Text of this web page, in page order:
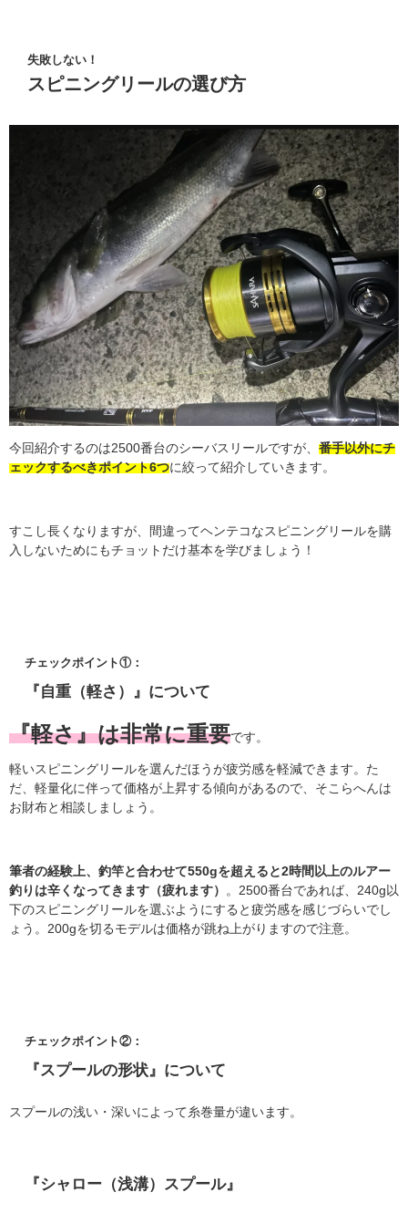
失敗しない！
スピニングリールの選び方
今回紹介するのは2500番台のシーバスリールですが、 番手以外にチ
ェックするべきポイント6つに絞って紹介していきます。
すこし長くなりますが、間違ってヘンテコなスピニングリールを購
入しないためにもチョットだけ基本を学びましょう！
チェックポイント①：
『自重（軽さ）』について
『軽さ』は非常に重要です。
軽いスピニングリールを選んだほうが疲労感を軽減できます。た
だ、軽量化に伴って価格が上昇する傾向があるので、そこらへんは
お財布と相談しましょう。
筆者の経験上、釣竿と合わせて550gを超えると2時間以上のルアー
釣りは辛くなってきます（疲れます）
。2500番台であれば、240g以
下のスピニングリールを選ぶようにすると疲労感を感じづらいでし
ょう。200gを切るモデルは価格が跳ね上がりますので注意。
チェックポイント②：
『スプールの形状』について
スプールの浅い・深いによって糸巻量が違います。
『シャロー（浅溝）スプール』